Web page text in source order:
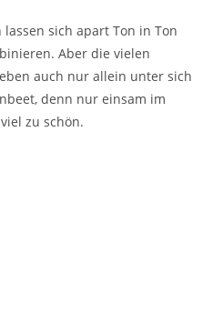
sich apart Ton in Ton
Aber die vielen
auch nur allein unter sich
denn nur einsam im
zu schön.